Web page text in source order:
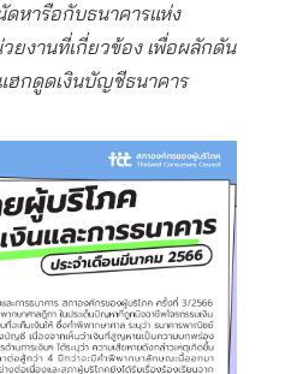
หารือกับธนาคารแห่ง
ยงานที่เกี่ยวข้อง เพื่อผลักดัน
ฮกดูดเงินบัญชีธนาคาร